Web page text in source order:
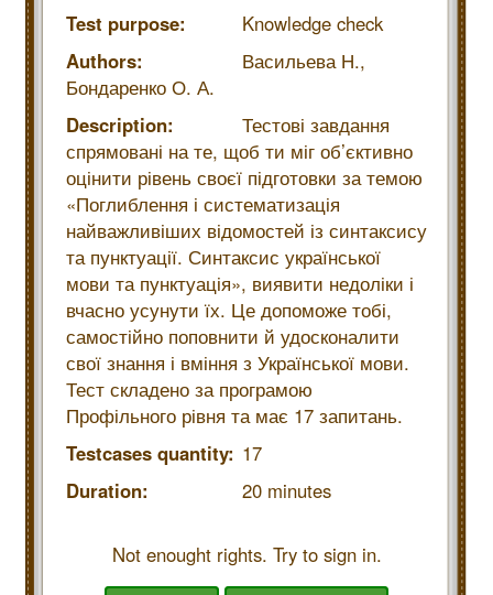
Test purpose:
Knowledge check
Authors:
Васильева Н.,
Бондаренко О. А.
Description:
Тестові завдання
спрямовані на те, щоб ти міг об’єктивно
оцінити рівень своєї підготовки за темою
«Поглиблення і систематизація
найважливіших відомостей із синтаксису
та пунктуації. Синтаксис української
мови та пунктуація», виявити недоліки і
вчасно усунути їх. Це допоможе тобі,
самостійно поповнити й удосконалити
свої знання і вміння з Української мови.
Тест складено за програмою
Профільного рівня та має 17 запитань.
Testcases quantity: 17
Duration:
20 minutes
Not enought rights. Try to sign in.